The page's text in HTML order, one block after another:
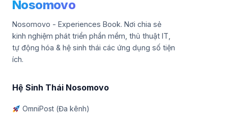
Nosomovo
Nosomovo - Experiences Book. Nơi chia sẻ
kinh nghiệm phát triển phần mềm, thủ thuật IT,
tự động hóa & hệ sinh thái các ứng dụng số tiện
ích.
Hệ Sinh Thái Nosomovo
OmniPost (Đa kênh)